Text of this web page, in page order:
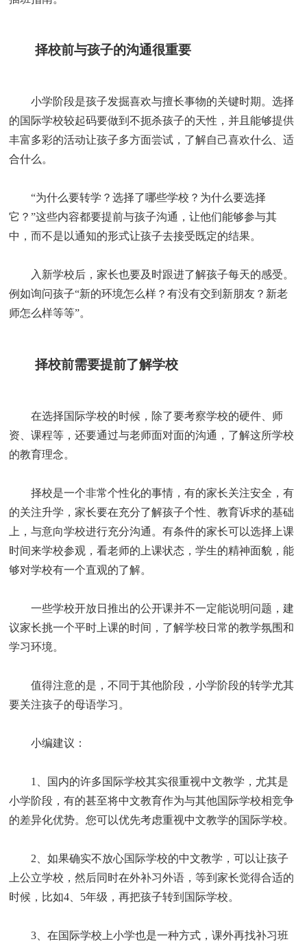
择校前与孩子的沟通很重要
小学阶段是孩子发掘喜欢与擅长事物的关键时期。选择
的国际学校较起码要做到不扼杀孩子的天性，并且能够提供
丰富多彩的活动让孩子多方面尝试，了解自己喜欢什么、适
合什么。
“为什么要转学？选择了哪些学校？为什么要选择
它？”这些内容都要提前与孩子沟通，让他们能够参与其
中，而不是以通知的形式让孩子去接受既定的结果。
入新学校后，家长也要及时跟进了解孩子每天的感受。
例如询问孩子“新的环境怎么样？有没有交到新朋友？新老
师怎么样等等”。
择校前需要提前了解学校
在选择国际学校的时候，除了要考察学校的硬件、师
资、课程等，还要通过与老师面对面的沟通，了解这所学校
的教育理念。
择校是一个非常个性化的事情，有的家长关注安全，有
的关注升学，家长要在充分了解孩子个性、教育诉求的基础
上，与意向学校进行充分沟通。有条件的家长可以选择上课
时间来学校参观，看老师的上课状态，学生的精神面貌，能
够对学校有一个直观的了解。
一些学校开放日推出的公开课并不一定能说明问题，建
议家长挑一个平时上课的时间，了解学校日常的教学氛围和
学习环境。
值得注意的是，不同于其他阶段，小学阶段的转学尤其
要关注孩子的母语学习。
小编建议：
1、国内的许多国际学校其实很重视中文教学，尤其是
小学阶段，有的甚至将中文教育作为与其他国际学校相竞争
的差异化优势。您可以优先考虑重视中文教学的国际学校。
2、如果确实不放心国际学校的中文教学，可以让孩子
上公立学校，然后同时在外补习外语，等到家长觉得合适的
时候，比如4、5年级，再把孩子转到国际学校。
3、在国际学校上小学也是一种方式，课外再找补习班